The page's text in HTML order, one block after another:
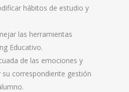
hábitos de estudio y
las herramientas
Educativo.
de las emociones y
correspondiente gestión